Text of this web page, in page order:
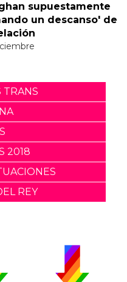
supuestamente
un descanso' de
TRANS
2018
REY